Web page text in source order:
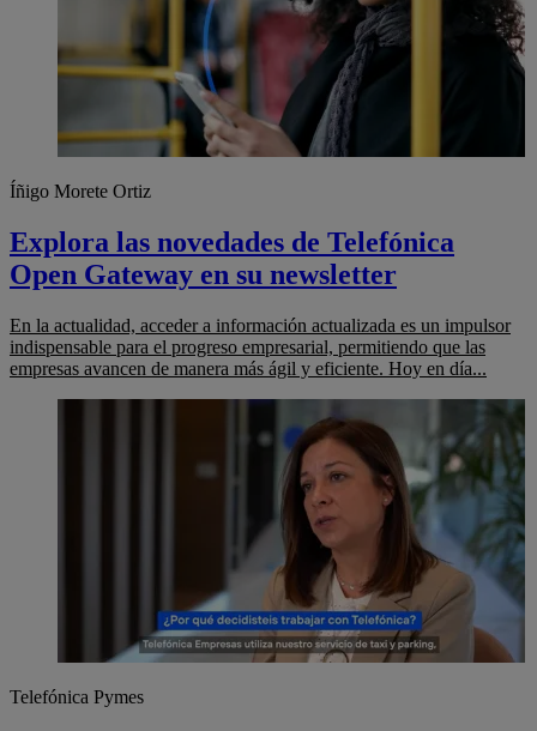
Íñigo Morete Ortiz
Explora las novedades de Telefónica
Open Gateway en su newsletter
En la actualidad, acceder a información actualizada es un impulsor
indispensable para el progreso empresarial, permitiendo que las
empresas avancen de manera más ágil y eficiente. Hoy en día...
Telefónica Pymes